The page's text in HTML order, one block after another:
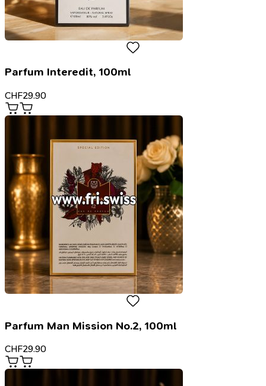
Parfum Interedit, 100ml
CHF29.90
Parfum Man Mission No.2, 100ml
CHF29.90